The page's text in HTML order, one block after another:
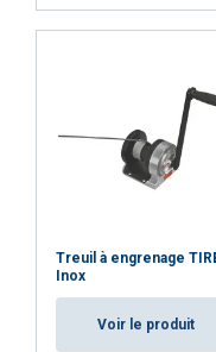
Treuil à engrenage
Inox
Voir le produit